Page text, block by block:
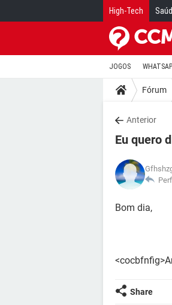
High-Tech
JOGOS
Fórum
Anterior
Eu quero
Bom dia,
Share